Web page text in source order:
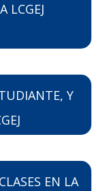
LCGEJ
Y
EN LA